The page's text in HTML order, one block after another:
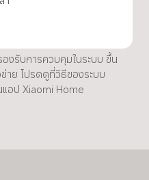
งรับการควบคุมในระบบ ขึ้น
าย โปรดดูที่วิธีของระบบ
แอป Xiaomi Home